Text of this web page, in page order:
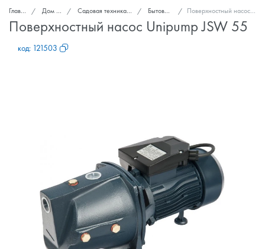
Главная Дом и сад Садовая техника и инструменты Бытовые насосы Поверхностный насос Unipump JSW 55
Поверхностный насос Unipump JSW 55
код: 121503